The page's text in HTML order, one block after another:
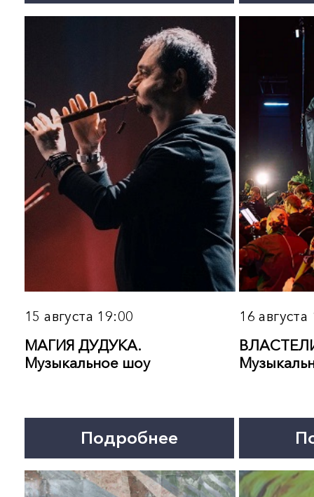
МАГИЯ ДУДУКА.
Подробнее
ВЛАСТЕЛИН КОЛЕЦ.
Музыкальное шоу
Подробнее
22 августа 10:00
ОДИН ДЕНЬ ВМЕРИДИАН
Мастер-классы, консультации
Подробнее
22 августа 13:00
СЕВИЛЬЯНА. Мастер-
театра фламенко
Подробнее